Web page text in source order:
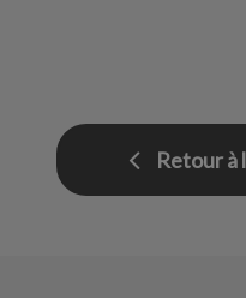
Retour à